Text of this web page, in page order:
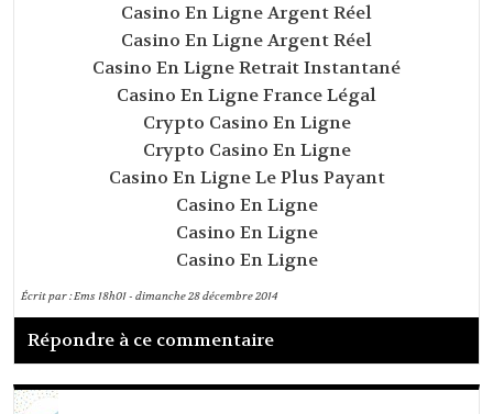
Casino En Ligne Argent Réel
Casino En Ligne Argent Réel
Casino En Ligne Retrait Instantané
Casino En Ligne France Légal
Crypto Casino En Ligne
Crypto Casino En Ligne
Casino En Ligne Le Plus Payant
Casino En Ligne
Casino En Ligne
Casino En Ligne
Écrit par :Ems18h01-dimanche 28décembre 2014
Répondre à ce commentaire